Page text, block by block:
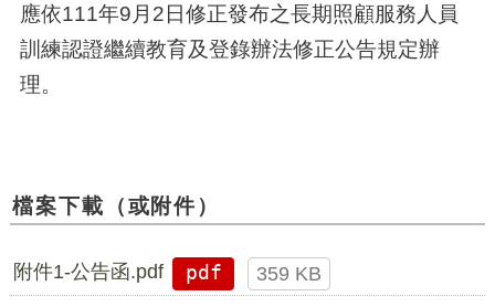
應依111年9 月 2日修正發布之長期照顧服務人員
訓練認證繼續教育及登錄辦法修正公告規定辦
理。
檔案下載（或附件）
附件1-公告函.pdf pdf 359 KB